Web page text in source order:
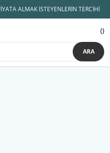
ALMAK İSTEYENLERİN TERCİHİ
ARA